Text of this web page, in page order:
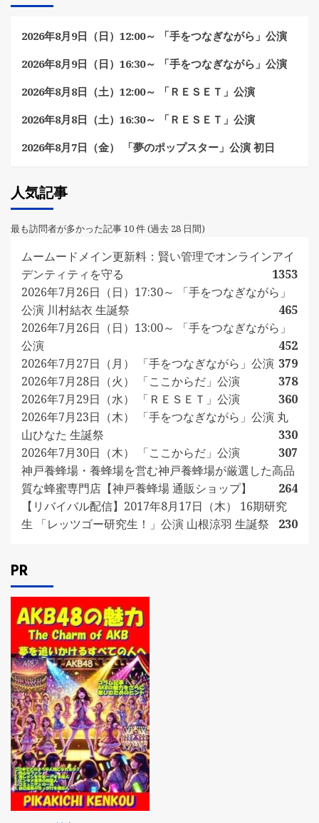
2026年8月9日（日）12:00～ 「手をつなぎながら」公演
2026年8月9日（日）16:30～ 「手をつなぎながら」公演
2026年8月8日（土）12:00～ 「ＲＥＳＥＴ」公演
2026年8月8日（土）16:30～ 「ＲＥＳＥＴ」公演
2026年8月7日（金） 「夢のポップスター」公演 初日
人気記事
最も訪問者が多かった記事 10 件 (過去 28 日間)
ムームードメイン更新料：賢い管理でオンラインアイ
デンティティを守る
1353
2026年7月26日（日）17:30～ 「手をつなぎながら」
公演 川村結衣 生誕祭
465
2026年7月26日（日）13:00～ 「手をつなぎながら」
公演
452
2026年7月27日（月） 「手をつなぎながら」公演 379
2026年7月28日（火） 「ここからだ」公演
378
2026年7月29日（水） 「ＲＥＳＥＴ」公演
360
2026年7月23日（木） 「手をつなぎながら」公演 丸
山ひなた 生誕祭
330
2026年7月30日（木） 「ここからだ」公演
307
神戸養蜂場・養蜂場を営む神戸養蜂場が厳選した高品
質な蜂蜜専門店【神戸養蜂場 通販ショップ】
264
【リバイバル配信】2017年8月17日（木） 16期研究
生 「レッツゴー研究生！」公演 山根涼羽 生誕祭
230
PR